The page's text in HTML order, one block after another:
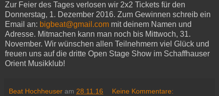
Zur Feier des Tages verlosen wir 2x2 Tickets für den
Donnerstag, 1. Dezember 2016. Zum Gewinnen schreib ein
Email an: bigbeat@gmail.com mit deinem Namen und
Adresse. Mitmachen kann man noch bis Mittwoch, 31.
November. Wir wünschen allen Teilnehmern viel Glück und
freuen uns auf die dritte Open Stage Show im Schaffhauser
Orient Musikklub!
Beat Hochheuser am 28.11.16 Keine Kommentare: